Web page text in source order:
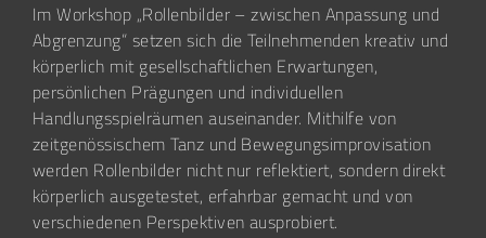
Im Workshop „Rollenbilder – zwischen Anpassung und
Abgrenzung“ setzen sich die Teilnehmenden kreativ und
körperlich mit gesellschaftlichen Erwartungen,
persönlichen Prägungen und individuellen
Handlungsspielräumen auseinander. Mithilfe von
zeitgenössischem Tanz und Bewegungsimprovisation
werden Rollenbilder nicht nur reflektiert, sondern direkt
körperlich ausgetestet, erfahrbar gemacht und von
verschiedenen Perspektiven ausprobiert.